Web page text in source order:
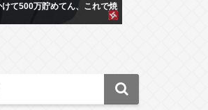
けて500万貯めてん、これで焼